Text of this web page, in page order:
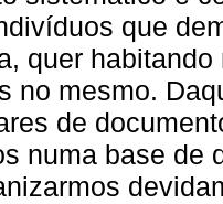
que
quer
no mesmo.
de
numa base de